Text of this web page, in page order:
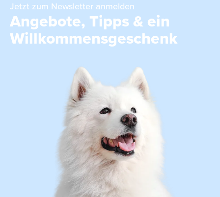
Jetzt zum Newsletter anmelden
Angebote, Tipps & ein
Willkommensgeschenk